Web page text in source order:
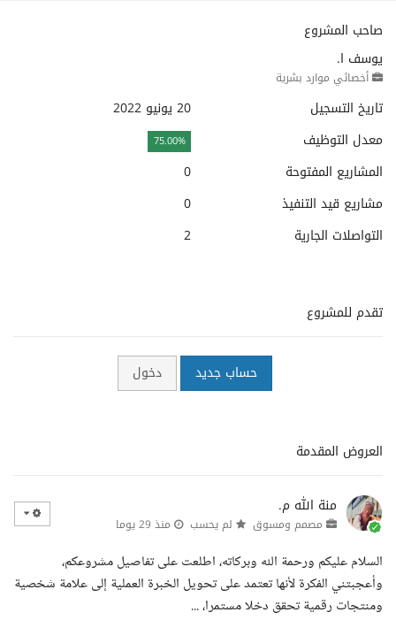
صاحب المشروع
يوسف ا.
أخصائي موارد بشرية
تاريخ التسجيل
20 يونيو 2022
معدل التوظيف
75.00%
المشاريع المفتوحة
0
مشاريع قيد التنفيذ
0
التواصلات الجارية
2
تقدم للمشروع
حساب جديد دخول
العروض المقدمة
منة الله م.
مصمم ومسوق لم يحسب منذ 29 يوما
السلام عليكم ورحمة الله وبركاته، اطلعت على تفاصيل مشروعكم،
وأعجبتني الفكرة لأنها تعتمد على تحويل الخبرة العملية إلى علامة شخصية
ومنتجات رقمية تحقق دخلا مستمرا، ...